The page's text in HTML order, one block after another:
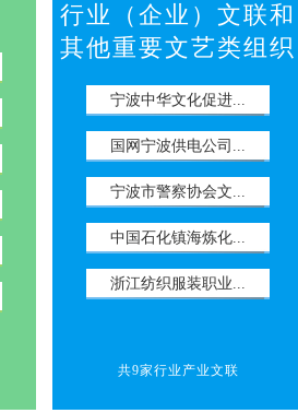
行业（企业）文联和
其他重要文艺类组织
宁波中华文化促进...
国网宁波供电公司...
宁波市警察协会文...
中国石化镇海炼化...
浙江纺织服装职业...
共9家行业产业文联